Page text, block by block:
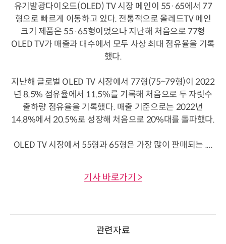
유기발광다이오드(OLED) TV 시장 메인이 55·65에서 77
형으로 빠르게 이동하고 있다. 전통적으로 올레드TV 메인
크기 제품은 55·65형이었으나 지난해 처음으로 77형
OLED TV가 매출과 대수에서 모두 사상 최대 점유율을 기록
했다.
지난해 글로벌 OLED TV 시장에서 77형(75~79형)이 2022
년 8.5% 점유율에서 11.5%를 기록해 처음으로 두 자릿수
출하량 점유율을 기록했다. 매출 기준으로는 2022년
14.8%에서 20.5%로 성장해 처음으로 20%대를 돌파했다.
OLED TV 시장에서 55형과 65형은 가장 많이 판매되는 ....
기사 바로가기 >
관련자료